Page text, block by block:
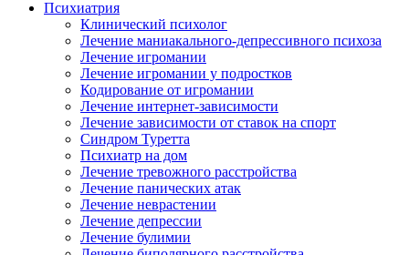
Психиатрия
Клинический психолог
Лечение маниакального-депрессивного психоза
Лечение игромании
Лечение игромании у подростков
Кодирование от игромании
Лечение интернет-зависимости
Лечение зависимости от ставок на спорт
Синдром Туретта
Психиатр на дом
Лечение тревожного расстройства
Лечение панических атак
Лечение неврастении
Лечение депрессии
Лечение булимии